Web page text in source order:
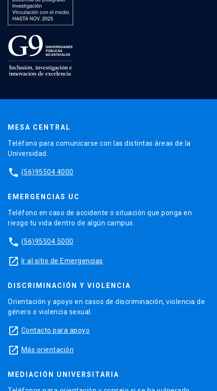
MESA CENTRAL
Teléfono para comunicarse con las distintas áreas de la
Universidad.
phone (56)95504 4000
EMERGENCIAS UC
Teléfono en caso de accidente o situación que ponga en
riesgo tu vida dentro de algún campus.
phone (56)95504 5000
launch Ir al sitio de Emergencias
DISCRIMINACIÓN Y VIOLENCIA
Orientación y apoyo en casos de discriminación, violencia de
género o violencia sexual.
launch Contacto para apoyo
launch Más orientación
MEDIACIÓN UNIVERSITARIA